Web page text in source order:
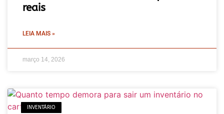
reais
LEIA MAIS »
março 14, 2026
INVENTÁRIO